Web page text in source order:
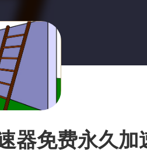
器免费永久加